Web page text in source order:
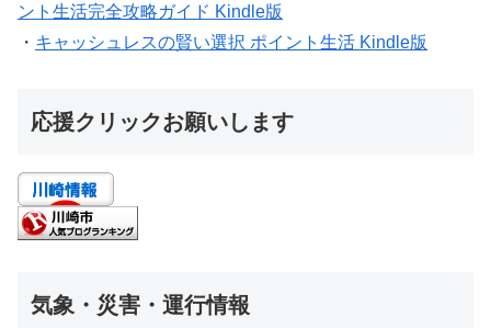
ント生活完全攻略ガイド Kindle版
・ キャッシュレスの賢い選択 ポイント生活 Kindle版
応援クリックお願いします
気象・災害・運行情報